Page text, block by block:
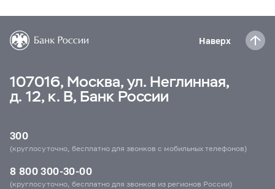
Наверх
107016, Москва, ул. Неглинная,
д. 12, к. В, Банк России
300
(круглосуточно, бесплатно для звонков с мобильных телефонов)
8 800 300-30-00
(круглосуточно, бесплатно для звонков из регионов России)